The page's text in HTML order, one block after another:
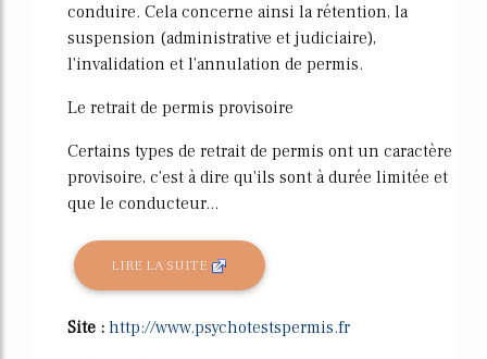
conduire. Cela concerne ainsi la rétention, la
suspension (administrative et judiciaire),
l'invalidation et l'annulation de permis.
Le retrait de permis provisoire
Certains types de retrait de permis ont un caractère
provisoire, c'est à dire qu'ils sont à durée limitée et
que le conducteur...
LIRE LA SUITE
Site : http://www.psychotestspermis.fr